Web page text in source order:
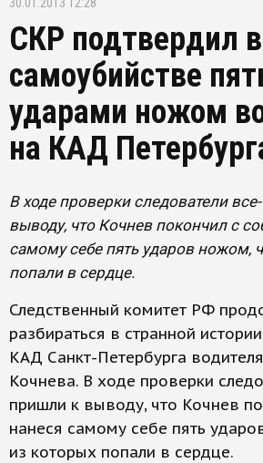
СКР подтвердил
самоубийстве
ударами ножом
на КАД
В ходе проверки следователи
выводу, что Кочнев покончил с
самому себе пять ударов ножом,
попали в сердце.
Следственный комитет РФ
разбираться в странной
КАД Санкт-Петербурга
Кочнева. В ходе проверки
пришли к выводу, что Кочнев
нанеся самому себе пять
из которых попали в сердце.